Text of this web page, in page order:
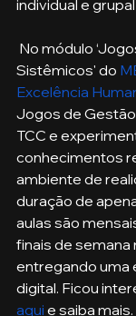
individual e
Sistêmicos' do
Excelência
Jogos de
TCC e
conhecimentos
ambiente de
duração de
aulas são
finais de semana
entregando uma
digital. Ficou
aqui e saiba mais.